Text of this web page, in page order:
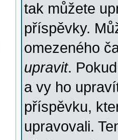
tak můžete
příspěvky.
omezeného
upravit.
a vy ho
příspěvku,
upravovali.